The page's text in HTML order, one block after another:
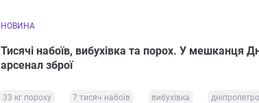
НОВИНА
Тисячі набоїв, вибухівка та порох. У мешканця
арсенал зброї
33 кг пороху 7 тисяч набоїв вибухівка